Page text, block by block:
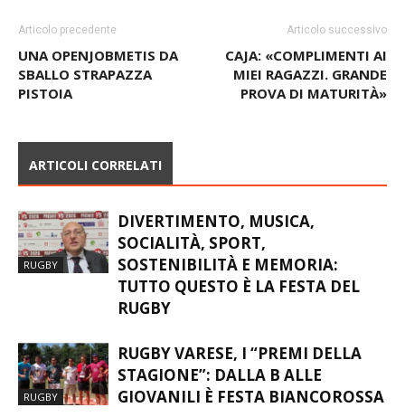
Articolo precedente
UNA OPENJOBMETIS DA
SBALLO STRAPAZZA
PISTOIA
Articolo successivo
CAJA: «COMPLIMENTI AI
MIEI RAGAZZI. GRANDE
PROVA DI MATURITÀ»
ARTICOLI CORRELATI
RUGBY
DIVERTIMENTO, MUSICA,
SOCIALITÀ, SPORT,
SOSTENIBILITÀ E MEMORIA:
TUTTO QUESTO È LA FESTA DEL
RUGBY
RUGBY
RUGBY VARESE, I “PREMI DELLA
STAGIONE”: DALLA B ALLE
GIOVANILI È FESTA BIANCOROSSA